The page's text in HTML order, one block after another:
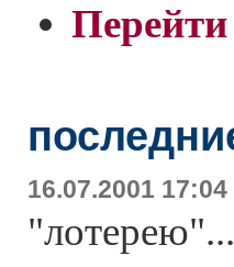
16.07.2001 17:04